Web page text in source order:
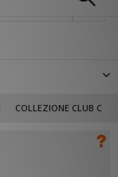
COLLEZIONE CLUB C
di scarpe Joe W.
usata per dire